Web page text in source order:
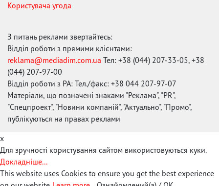
Користувача угода
З питань реклами звертайтесь:
Відділ роботи з прямими клієнтами:
reklama@mediadim.com.ua Тел: +38 (044) 207-33-05, +38
(044) 207-97-00
Відділ роботи з РА: Тел./факс: +38 044 207-97-07
Матеріали, що позначені знаками "Реклама", "PR",
"Спецпроект", "Новини компаній", "Актуально", "Промо",
публікуються на правах реклами
x
Для зручності користування сайтом використовуються куки.
Докладніше...
This website uses Cookies to ensure you get the best experience